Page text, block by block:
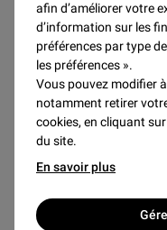
afin d’améliorer votre
d’information sur les
préférences par type
les préférences ».
Vous pouvez modifier
notamment retirer
cookies, en cliquant
du site.
En savoir plus
de sa création. De
la matière encore
le 18ème siècle sous
Rodin a longuement
Michel-Ange et s’est
faire l’une des
émerger du marbre
marbres tardifs de
visage poli, la pierre à